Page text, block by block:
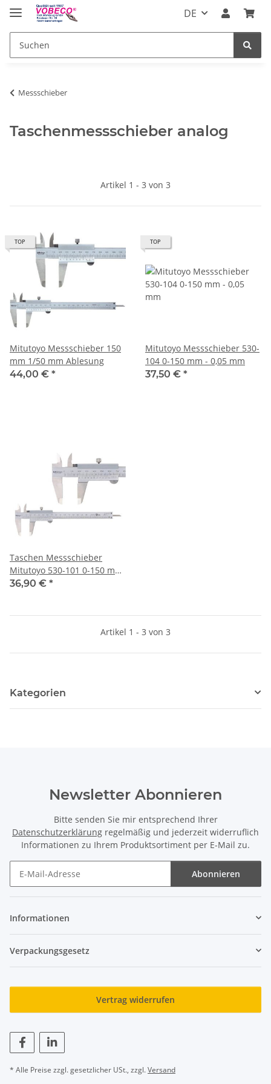
DE
Messschieber
Taschenmessschieber analog
Artikel 1 - 3 von 3
TOP
Mitutoyo Messschieber 150
mm 1/50 mm Ablesung
44,00 € *
TOP
Mitutoyo Messschieber 530-
104 0-150 mm - 0,05 mm
37,50 € *
Taschen Messschieber
Mitutoyo 530-101 0-150 mm,
Ablesung 0,05 mm NEU &
36,90 € *
Artikel 1 - 3 von 3
Kategorien
Newsletter Abonnieren
Bitte senden Sie mir entsprechend Ihrer
Datenschutzerklärung regelmäßig und jederzeit widerruflich
Informationen zu Ihrem Produktsortiment per E-Mail zu.
Abonnieren
Informationen
Verpackungsgesetz
Vertrag widerrufen
* Alle Preise zzgl. gesetzlicher USt., zzgl.Versand